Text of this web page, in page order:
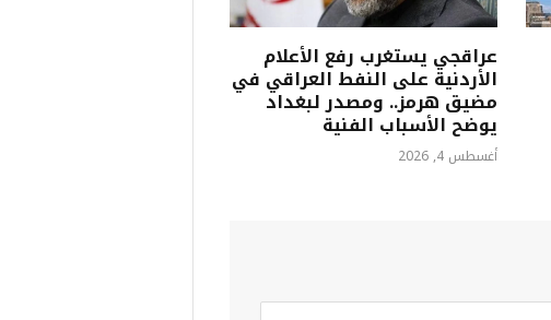
عراقجي يستغرب رفع الأعلام
الأردنية على النفط العراقي في
مضيق هرمز.. ومصدر لبغداد
يوضح الأسباب الفنية
أغسطس 4, 2026